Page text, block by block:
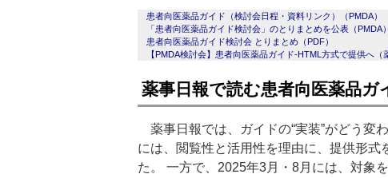
患者向医薬品ガイド（検討会日程・資料リンク）（PMDA）
「患者向医薬品ガイド検討会」のとりまとめを公表（PMDA）
患者向医薬品ガイド検討会 とりまとめ（PDF）
【PMDA検討会】患者向医薬品ガイド‐HTML方式で提供へ（
薬事日報で読む患者向医薬品ガ
薬事日報では、ガイドの“実装”がどう変
には、閲覧性と活用性を理由に、提供形
た。 一方で、2025年3月・8月には、対象